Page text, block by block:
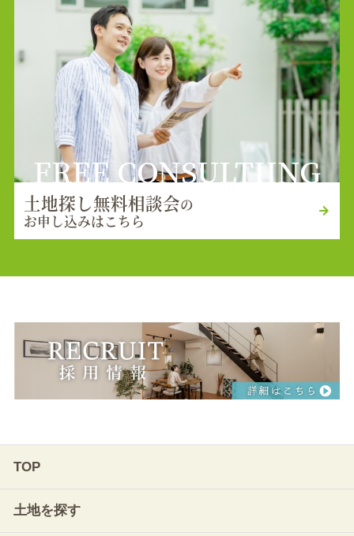
FREE CONSULTIING
土地探し無料相談会の
お申し込みはこちら
TOP
土地を探す